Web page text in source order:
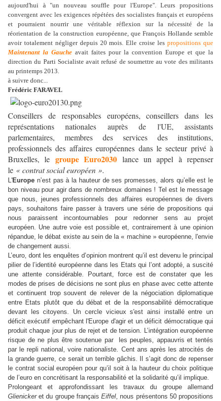
aujourd'hui à "un nouveau souffle pour l'Europe". Leurs propositions
convergent avec les exigences répétées des socialistes français et européens
et pourraient nourrir une véritable réflexion sur la nécessité de la
réorientation de la construction européenne, que François Hollande semble
avoir totalement négliger depuis 20 mois. Elle croise lespropositions que
Maintenant la Gauche avait faites pour la convention Europe et que la
direction du Parti Socialiste avait refusé de soumettre au vote des militants
au printemps 2013.
à suivre donc...
Frédéric FARAVEL
Conseillers de responsables européens, conseillers dans les
représentations nationales auprès de l'UE, assistants
parlementaires, membres des services des institutions,
professionnels des affaires européennes dans le secteur privé à
Bruxelles, legroupe Euro2030 lance un appel à repenser
le « contrat social européen ».
L'Europe n’est pas à la hauteurde ses promesses, alors qu’elle est le
bon niveau pour agir dans de nombreux domaines ! Tel est le message
que nous, jeunes professionnels des affaires européennes de divers
pays, souhaitons faire passer à travers une série de propositions qui
nous paraissent incontournables pour redonner sens au projet
européen. Une autre voie est possible et, contrairement à une opinion
répandue, le débat existe au sein de la « machine » européenne, l'envie
de changement aussi.
L’euro, dont les enquêtes d’opinion montrent qu’il est devenu le principal
pilier de l’identité européenne dans les Etats qui l’ont adopté, a suscité
une attente considérable. Pourtant, force est de constater que les
modes de prises de décisions ne sont plus en phase avec cette attente
et continuent trop souvent de relever de la négociation diplomatique
entre Etats plutôt que du débat et de la responsabilité démocratique
devant les citoyens. Un cercle vicieux s'est ainsi installé entre un
déficit exécutif empêchant l'Europe d'agir et un déficit démocratique qui
produit chaque jour plus de rejet et de tension. L’intégration européenne
risque de ne plus être soutenue par les peuples, appauvris et tentés
par le repli national, voire nationaliste. Cent ans après les atrocités de
la grande guerre, ce serait un terrible gâchis. Il s’agit donc de repenser
le contrat social européen pour qu’il soit à la hauteur du choix politique
de l’euro en concrétisant la responsabilité et la solidarité qu’il implique.
Prolongeant et approfondissant les travaux du groupe allemand
Glienickeret du groupe françaisEiffel, nous présentons 50 propositions